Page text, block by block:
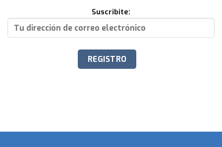
Suscribite: